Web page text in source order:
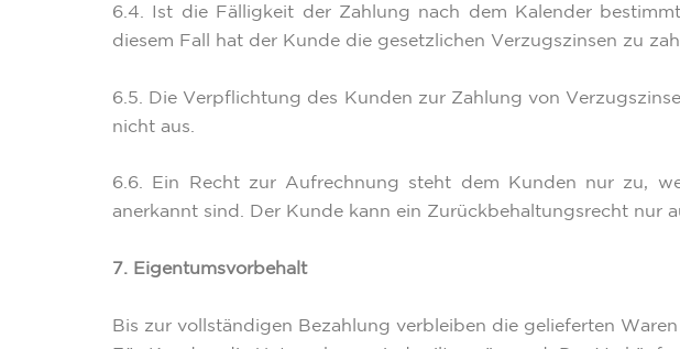
6.4. Ist die Fälligkeit der Zahlung nach dem Kalender
diesem Fall hat der Kunde die gesetzlichen Verzugszinsen zu
6.5. Die Verpflichtung des Kunden zur Zahlung von
nicht aus.
6.6. Ein Recht zur Aufrechnung steht dem Kunden nur zu,
anerkannt sind. Der Kunde kann ein Zurückbehaltungsrecht nur
7. Eigentumsvorbehalt
Bis zur vollständigen Bezahlung verbleiben die gelieferten